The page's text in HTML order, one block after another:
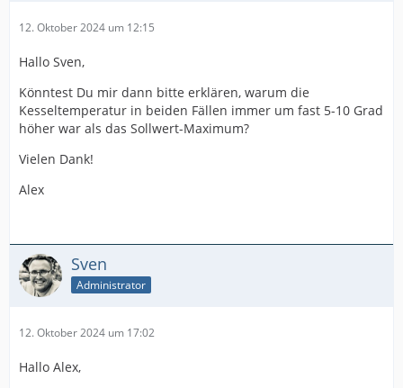
12. Oktober 2024 um 12:15
Hallo Sven,
Könntest Du mir dann bitte erklären, warum die
Kesseltemperatur in beiden Fällen immer um fast 5-10 Grad
höher war als das Sollwert-Maximum?
Vielen Dank!
Alex
Sven
Administrator
12. Oktober 2024 um 17:02
Hallo Alex,